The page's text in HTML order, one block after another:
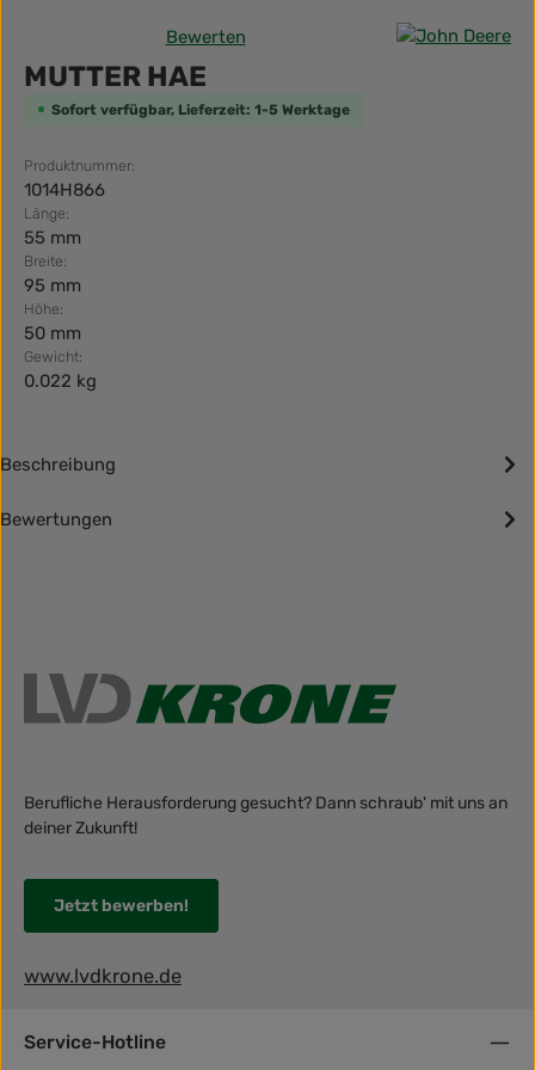
Durchschnittliche Bewertung von 0 von 5 Sternen
Bewerten
MUTTER HAE
Sofort verfügbar, Lieferzeit: 1-5 Werktage
Produktnummer:
1014H866
Länge:
55 mm
Breite:
95 mm
Höhe:
50 mm
Gewicht:
0.022 kg
Beschreibung
Bewertungen
Berufliche Herausforderung gesucht? Dann schraub' mit uns an
deiner Zukunft!
Jetzt bewerben!
www.lvdkrone.de
Service-Hotline